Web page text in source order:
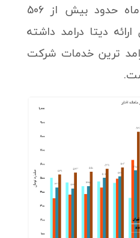
سهم اخابر در بهمن ماه حدود بیش از 506
دیتا درامد داشته
ترین خدمات شرکت